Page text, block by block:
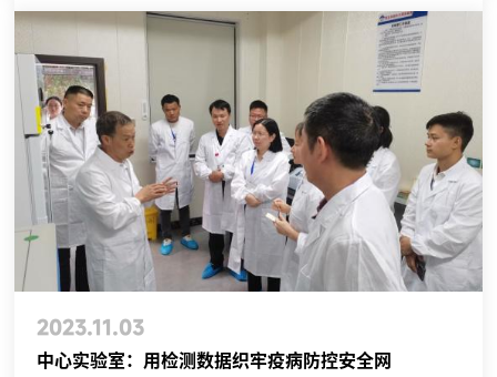
战。在这场没有硝烟的战争中，广大干部职工奋战在防控一
线，尽心尽力、恪尽职守，为打赢非洲猪瘟防控攻坚战不遗余
力地贡献着自己的力量。
2023.11.03
中心实验室：用检测数据织牢疫病防控安全网